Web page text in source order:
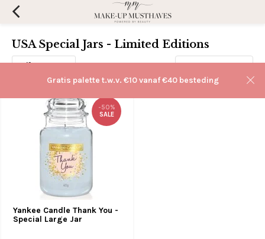
Gratis palette t.w.v. €10 vanaf €40 besteding
USA Special Jars - Limited Editions
Filters
Yankee Candle Thank You -
Special Large Jar
-50%
SALE